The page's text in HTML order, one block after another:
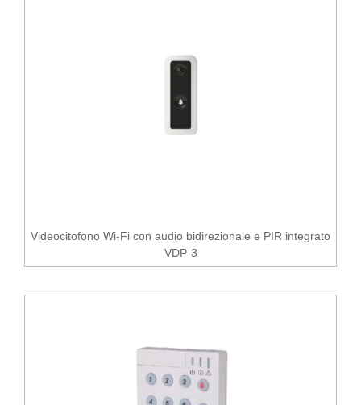
Videocitofono Wi-Fi con audio bidirezionale e PIR integrato
VDP-3